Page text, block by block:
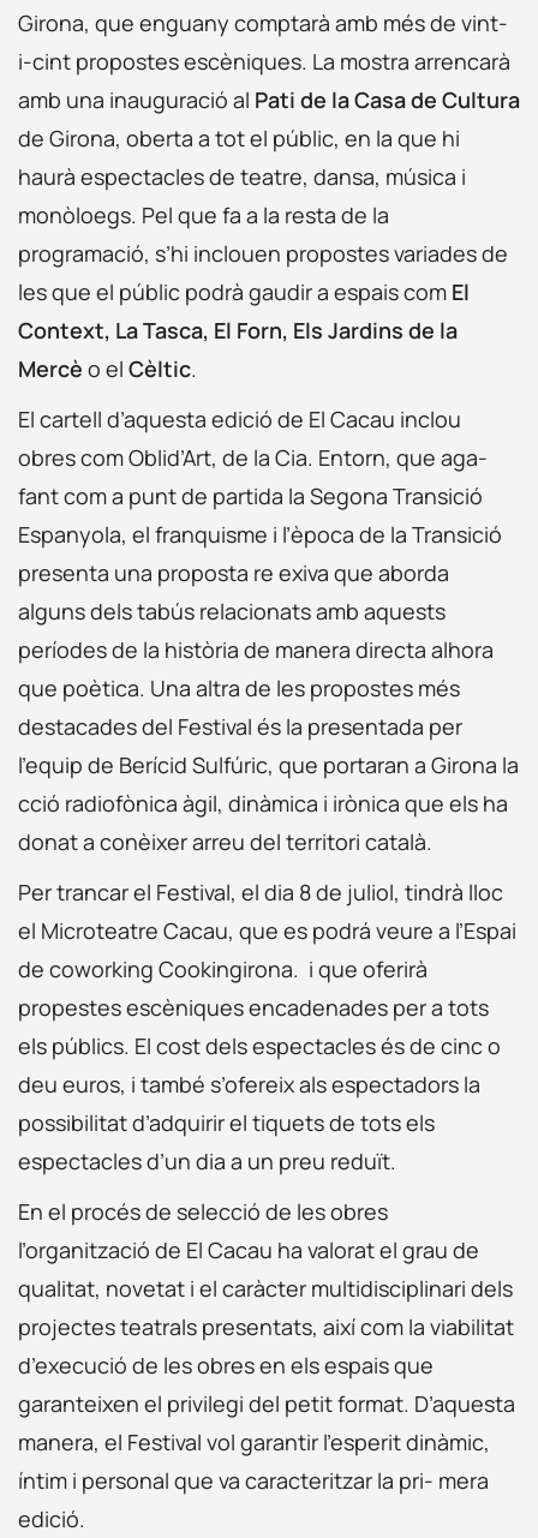
Girona, que enguany comptarà amb més de vint-
i-cint propostes escèniques. La mostra arrencarà
amb una inauguració al Pati de la Casa de Cultura
de Girona, oberta a tot el públic, en la que hi
haurà espectacles de teatre, dansa, música i
monòloegs. Pel que fa a la resta de la
programació, s’hi inclouen propostes variades de
les que el públic podrà gaudir a espais com El
Context, La Tasca, El Forn, Els Jardins de la
Mercè o el Cèltic.
El cartell d’aquesta edició de El Cacau inclou
obres com Oblid’Art, de la Cia. Entorn, que aga-
fant com a punt de partida la Segona Transició
Espanyola, el franquisme i l’època de la Transició
presenta una proposta re exiva que aborda
alguns dels tabús relacionats amb aquests
períodes de la història de manera directa alhora
que poètica. Una altra de les propostes més
destacades del Festival és la presentada per
l’equip de Berícid Sulfúric, que portaran a Girona la
cció radiofònica àgil, dinàmica i irònica que els ha
donat a conèixer arreu del territori català.
Per trancar el Festival, el dia 8 de juliol, tindrà lloc
el Microteatre Cacau, que es podrá veure a l’Espai
de coworking Cookingirona. i que oferirà
propestes escèniques encadenades per a tots
els públics. El cost dels espectacles és de cinc o
deu euros, i també s’ofereix als espectadors la
possibilitat d’adquirir el tiquets de tots els
espectacles d’un dia a un preu reduït.
En el procés de selecció de les obres
l’organització de El Cacau ha valorat el grau de
qualitat, novetat i el caràcter multidisciplinari dels
projectes teatrals presentats, així com la viabilitat
d’execució de les obres en els espais que
garanteixen el privilegi del petit format. D’aquesta
manera, el Festival vol garantir l’esperit dinàmic,
íntim i personal que va caracteritzar la pri- mera
edició.